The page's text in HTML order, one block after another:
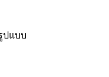
ปแบบ